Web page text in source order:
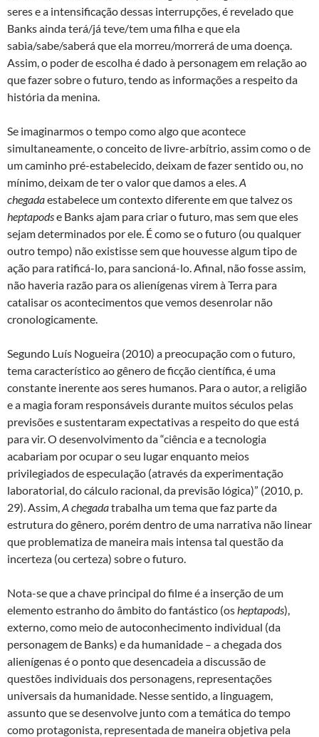
seres e a intensificação dessas interrupções, é revelado que
Banks ainda terá/já teve/tem uma filha e que ela
sabia/sabe/saberá que ela morreu/morrerá de uma doença.
Assim, o poder de escolha é dado à personagem em relação ao
que fazer sobre o futuro, tendo as informações a respeito da
história da menina.
Se imaginarmos o tempo como algo que acontece
simultaneamente, o conceito de livre-arbítrio, assim como o de
um caminho pré-estabelecido, deixam de fazer sentido ou, no
mínimo, deixam de ter o valor que damos a eles.A
chegadaestabelece um contexto diferente em que talvez os
heptapodse Banks ajam para criar o futuro, mas sem que eles
sejam determinados por ele. É como se o futuro (ou qualquer
outro tempo) não existisse sem que houvesse algum tipo de
ação para ratificá-lo, para sancioná-lo. Afinal, não fosse assim,
não haveria razão para os alienígenas virem à Terra para
catalisar os acontecimentos que vemos desenrolar não
cronologicamente.
Segundo Luís Nogueira (2010) a preocupação com o futuro,
tema característico ao gênero de ficção científica, é uma
constante inerente aos seres humanos. Para o autor, a religião
e a magia foram responsáveis durante muitos séculos pelas
previsões e sustentaram expectativas a respeito do que está
para vir. O desenvolvimento da “ciência e a tecnologia
acabariam por ocupar o seu lugar enquanto meios
privilegiados de especulação (através da experimentação
laboratorial, do cálculo racional, da previsão lógica)” (2010, p.
29). Assim,A chegadatrabalha um tema que faz parte da
estrutura do gênero, porém dentro de uma narrativa não linear
que problematiza de maneira mais intensa tal questão da
incerteza (ou certeza) sobre o futuro.
Nota-se que a chave principal do filme é a inserção de um
elemento estranho do âmbito do fantástico (osheptapods),
externo, como meio de autoconhecimento individual (da
personagem de Banks) e da humanidade – a chegada dos
alienígenas é o ponto que desencadeia a discussão de
questões individuais dos personagens, representações
universais da humanidade. Nesse sentido, a linguagem,
assunto que se desenvolve junto com a temática do tempo
como protagonista, representada de maneira objetiva pela